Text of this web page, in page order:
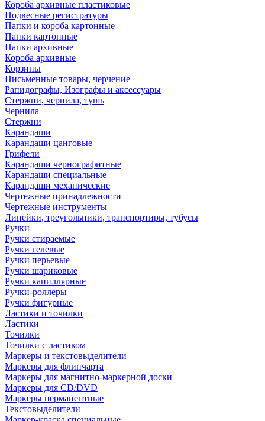
Короба архивные пластиковые
Подвесные регистратуры
Папки и короба картонные
Папки картонные
Папки архивные
Короба архивные
Корзины
Письменные товары, черчение
Рапидографы, Изографы и аксессуары
Стержни, чернила, тушь
Чернила
Стержни
Карандаши
Карандаши цанговые
Грифели
Карандаши чернографитные
Карандаши специальные
Карандаши механические
Чертежные принадлежности
Чертежные инструменты
Линейки, треугольники, транспортиры, тубусы
Ручки
Ручки стираемые
Ручки гелевые
Ручки перьевые
Ручки шариковые
Ручки капиллярные
Ручки-роллеры
Ручки фигурные
Ластики и точилки
Ластики
Точилки
Точилки с ластиком
Маркеры и текстовыделители
Маркеры для флипчарта
Маркеры для магнитно-маркерной доски
Маркеры для CD/DVD
Маркеры перманентные
Текстовыделители